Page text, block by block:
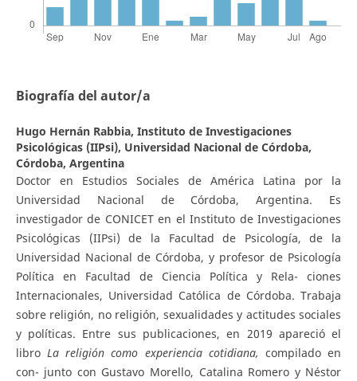
Biografía del autor/a
Hugo Hernán Rabbia, Instituto de Investigaciones
Psicológicas (IIPsi), Universidad Nacional de Córdoba,
Córdoba, Argentina
Doctor en Estudios Sociales de América Latina por la
Universidad Nacional de Córdoba, Argentina. Es
investigador de CONICET en el Instituto de Investigaciones
Psicológicas (IIPsi) de la Facultad de Psicología, de la
Universidad Nacional de Córdoba, y profesor de Psicología
Política en Facultad de Ciencia Política y Rela- ciones
Internacionales, Universidad Católica de Córdoba. Trabaja
sobre religión, no religión, sexualidades y actitudes sociales
y políticas. Entre sus publicaciones, en 2019 apareció el
libroLa religión como experiencia cotidiana, compilado en
con- junto con Gustavo Morello, Catalina Romero y Néstor